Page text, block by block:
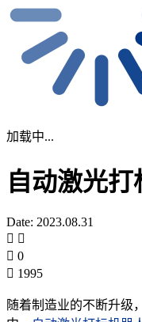
加载中...
自动激光
Date: 2023.08.31
0
1995
随着制造业的不断升级